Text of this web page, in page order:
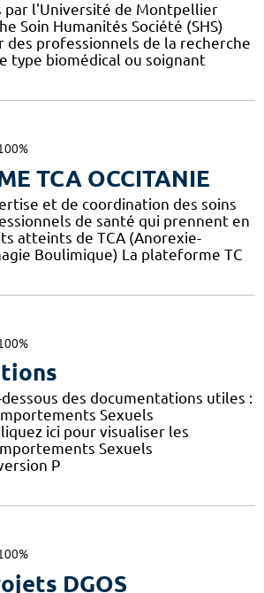
par l'Université de Montpellier
Soin Humanités Société (SHS)
des professionnels de la recherche
type biomédical ou soignant
TCA OCCITANIE
et de coordination des soins
de santé qui prennent en
atteints de TCA (Anorexie-
Boulimique) La plateforme TC
des documentations utiles :
Sexuels
ici pour visualiser les
Sexuels
P
DGOS